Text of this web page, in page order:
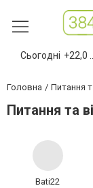
Сьогодні +22,0
Головна Питання
Питання та
Bati22